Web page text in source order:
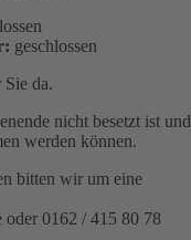
geschlossen
da.
nicht besetzt ist und
werden können.
bitten wir um eine
oder 0162 / 415 80 78